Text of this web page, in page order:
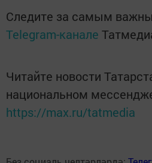
Следите за самым
Telegram-канале
Читайте новости
национальном
https://max.ru/tatmedia